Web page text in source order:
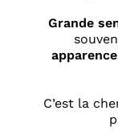
Grande
C’est la